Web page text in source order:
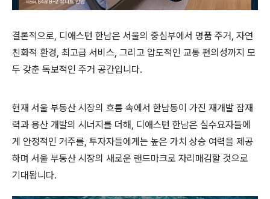
결론적으로, 디애스턴 한남은 서울의 중심부에서 명품 주거, 자연
친화적 환경, 최고급 서비스, 그리고 압도적인 교통 편의성까지 모
두 갖춘 독보적인 주거 공간입니다.
현재 서울 부동산 시장의 흐름 속에서 한남동이 가진 재개발 잠재
력과 용산 개발의 시너지를 더해, 디애스턴 한남은 실수요자들에
게 안정적인 거주를, 투자자들에게는 높은 가치 상승 여력을 제공
하며 서울 부동산 시장의 새로운 랜드마크로 자리매김할 것으로
기대됩니다.